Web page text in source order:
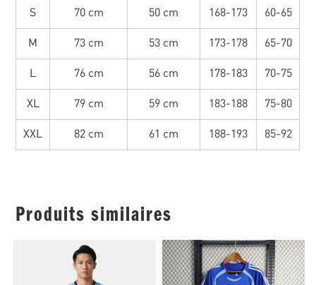
S 70 cm 50 cm 168-173 60-65
M 73 cm 53 cm 173-178 65-70
L 76 cm 56 cm 178-183 70-75
XL 79 cm 59 cm 183-188 75-80
XXL 82 cm 61 cm 188-193 85-92
Produits similaires